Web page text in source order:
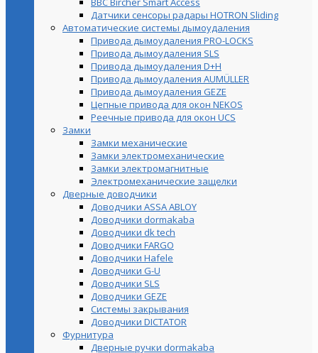
Датчики сенсоры радары HOTRON Sliding
Автоматические системы дымоудаления
Привода дымоудаления PRO-LOCKS
Привода дымоудаления SLS
Привода дымоудаления D+H
Привода дымоудаления AUMÜLLER
Привода дымоудаления GEZE
Цепные привода для окон NEKOS
Реечные привода для окон UСS
Замки
Замки механические
Замки электромеханические
Замки электромагнитные
Электромеханические защелки
Дверные доводчики
Доводчики ASSA ABLOY
Доводчики dormakaba
Доводчики dk tech
Доводчики FARGO
Доводчики Hafele
Доводчики G-U
Доводчики SLS
Доводчики GEZE
Cистемы закрывания
Доводчики DICTATOR
Фурнитура
Дверные ручки dormakaba